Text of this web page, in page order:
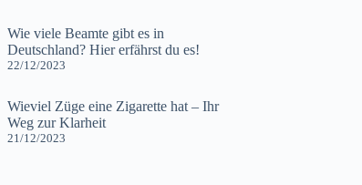
Wie viele Beamte gibt es in
Deutschland? Hier erfährst du es!
22/12/2023
Wieviel Züge eine Zigarette hat – Ihr
Weg zur Klarheit
21/12/2023